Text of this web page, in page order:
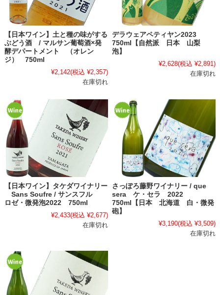
【日本ワイン】土と種の味がする
ぶどう酒 / マルサン葡萄酒×発
酵デパートメント （オレン
ジ） 750ml
¥2,142(税込 ¥2,357)
在庫切れ
デラウェアペティヤン2023
750ml【自然派 日本 山梨
泡】
¥2,628(税込 ¥2,891)
在庫切れ
【日本ワイン】タケダワイナリー
Sans Soufre / サンスフル
ロゼ・微発泡2022 750ml
¥2,433(税込 ¥2,677)
在庫切れ
さっぽろ藤野ワイナリー / que
sera ケ・セラ 2022
750ml【日本 北海道 白・微発
砲】
¥3,190(税込 ¥3,509)
在庫切れ